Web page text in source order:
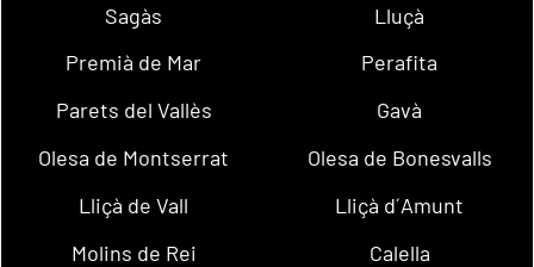
Sagàs
Lluçà
Premià de Mar
Perafita
Parets del Vallès
Gavà
Olesa de Montserrat
Olesa de Bonesvalls
Lliçà de Vall
Lliçà d´Amunt
Molins de Rei
Calella